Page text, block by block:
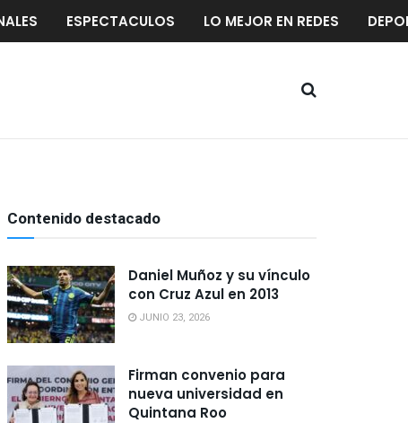
ESPECTACULOS LO MEJOR EN REDES
Contenido destacado
Daniel Muñoz y su vínculo
con Cruz Azul en 2013
JUNIO 23, 2026
Firman convenio para
nueva universidad en
Quintana Roo